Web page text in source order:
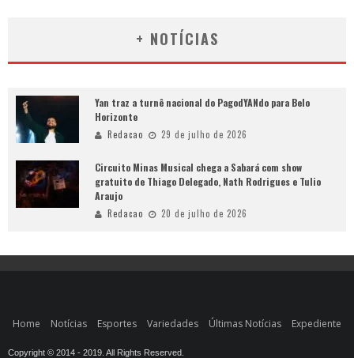
+ NOTÍCIAS
Yan traz a turnê nacional do PagodYANdo para Belo
Horizonte
Redacao 29 de julho de 2026
Circuito Minas Musical chega a Sabará com show
gratuito de Thiago Delegado, Nath Rodrigues e Tulio
Araujo
Redacao 20 de julho de 2026
Home Notícias Esportes Variedades Últimas Notícias Expediente
Copyright © 2014 - 2019. All Rights Reserved.